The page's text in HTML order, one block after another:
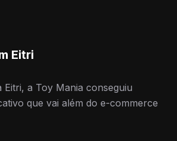
Eitri
a Toy Mania conseguiu
que vai além do e-commerce